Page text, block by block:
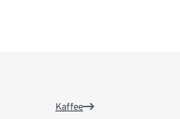
Kaffee